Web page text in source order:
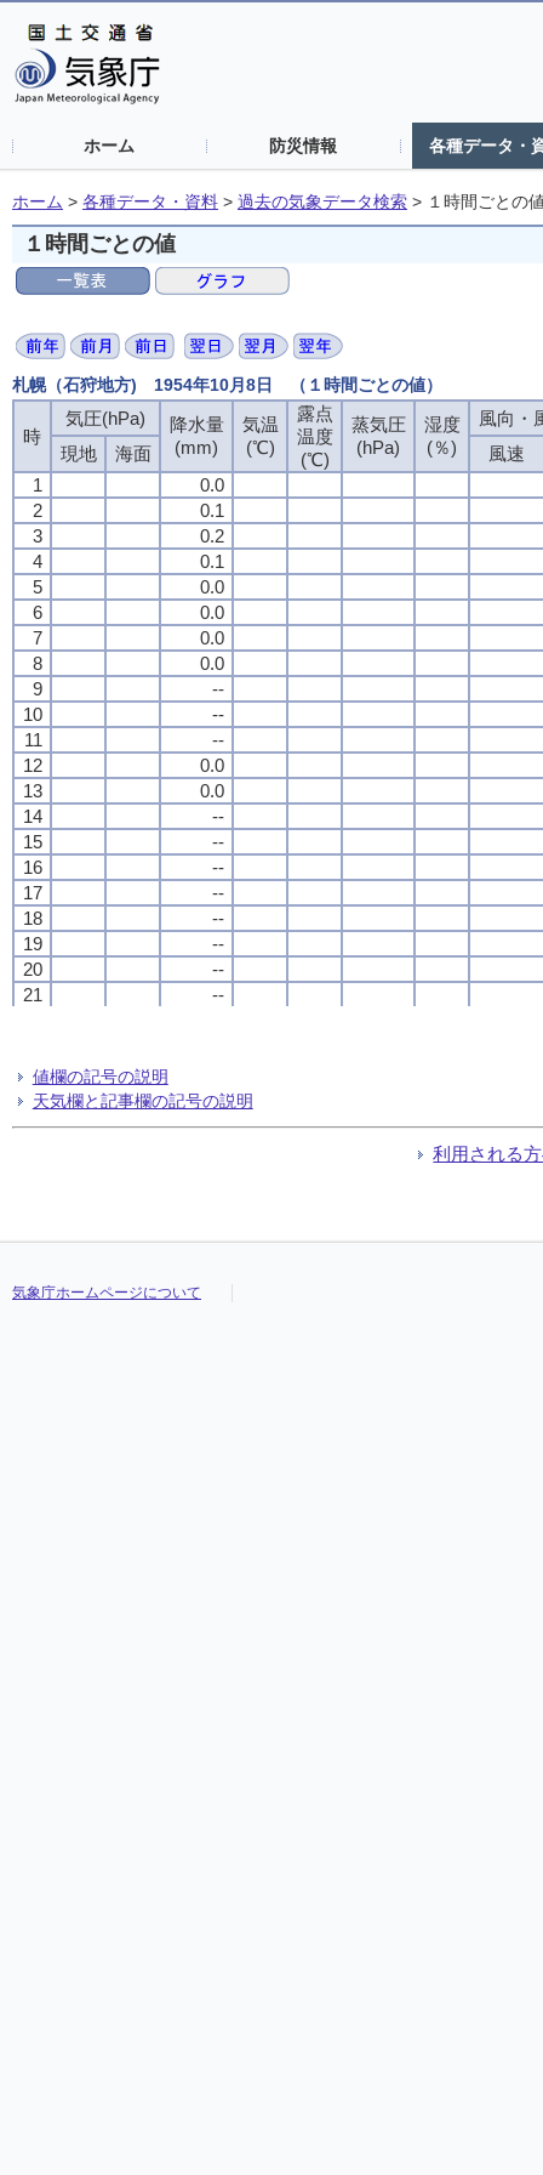
ホーム 防災情報 各種データ・
ホーム > 各種データ・資料 > 過去の気象データ検索 > １時間ごとの
１時間ごとの値
札幌（石狩地方) 1954年10月8日 （１時間ごとの値）
時
気圧(hPa)
降水量
(mm)
気温
(℃)
露点
温度
(℃)
蒸気圧
(hPa)
湿度
(％)
風向・
現地
海面
風速
1
0.0
2
0.1
3
0.2
4
0.1
5
0.0
6
0.0
7
0.0
8
0.0
9
--
10
--
11
--
12
0.0
13
0.0
14
--
15
--
16
--
17
--
18
--
19
--
20
--
21
--
24
時
気圧(hPa)
降水量
(mm)
気温
(℃)
露点
温度
(℃)
蒸気圧
(hPa)
湿度
(％)
風向・
現地
海面
風速
1
0.0
2
0.1
3
0.2
4
0.1
5
0.0
6
0.0
7
0.0
8
0.0
9
--
10
--
11
--
12
0.0
13
0.0
14
--
15
--
16
--
17
--
18
--
19
--
20
--
21
--
24
時
気圧(hPa)
降水量
(mm)
気温
(℃)
露点
温度
(℃)
蒸気圧
(hPa)
湿度
(％)
風向・
現地
海面
風速
1
0.0
2
0.1
3
0.2
4
0.1
5
0.0
6
0.0
7
0.0
8
0.0
9
--
10
--
11
--
12
0.0
13
0.0
14
--
15
--
16
--
17
--
18
--
19
--
20
--
21
--
24
時
気圧(hPa)
降水量
(mm)
気温
(℃)
露点
温度
(℃)
蒸気圧
(hPa)
湿度
(％)
風向・
現地
海面
風速
1
0.0
2
0.1
3
0.2
4
0.1
5
0.0
6
0.0
7
0.0
8
0.0
9
--
10
--
11
--
12
0.0
13
0.0
14
--
15
--
16
--
17
--
18
--
19
--
20
--
21
--
24
値欄の記号の説明
天気欄と記事欄の記号の説明
利用される
気象庁ホームページについて